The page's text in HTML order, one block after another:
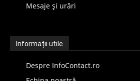
Mesaje și urări
Informații utile
Despre InfoContact.ro